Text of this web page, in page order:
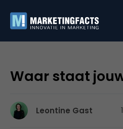
Waar staat
Leontine Gast